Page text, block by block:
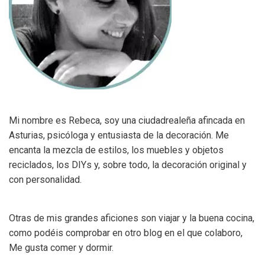
Mi nombre es Rebeca, soy una ciudadrealeña afincada en
Asturias, psicóloga y entusiasta de la decoración. Me
encanta la mezcla de estilos, los muebles y objetos
reciclados, los DIYs y, sobre todo, la decoración original y
con personalidad.
Otras de mis grandes aficiones son viajar y la buena cocina,
como podéis comprobar en otro blog en el que colaboro,
Me gusta comer y dormir.